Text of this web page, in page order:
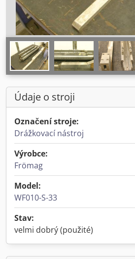
Údaje o stroji
Označení stroje:
Drážkovací nástroj
Výrobce:
Frömag
Model:
WF010-S-33
Stav:
velmi dobrý (použité)